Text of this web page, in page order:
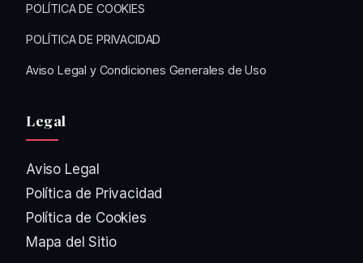
POLÍTICA DE COOKIES
POLÍTICA DE PRIVACIDAD
Aviso Legal y Condiciones Generales de Uso
Legal
Aviso Legal
Política de Privacidad
Política de Cookies
Mapa del Sitio